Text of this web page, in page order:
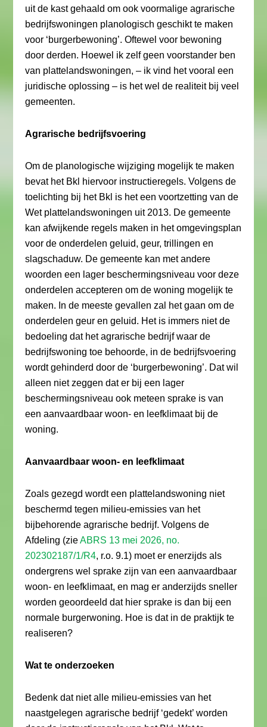
uit de kast gehaald om ook voormalige agrarische
bedrijfswoningen planologisch geschikt te maken
voor ‘burgerbewoning’. Oftewel voor bewoning
door derden. Hoewel ik zelf geen voorstander ben
van plattelandswoningen, – ik vind het vooral een
juridische oplossing – is het wel de realiteit bij veel
gemeenten.
Agrarische bedrijfsvoering
Om de planologische wijziging mogelijk te maken
bevat het Bkl hiervoor instructieregels. Volgens de
toelichting bij het Bkl is het een voortzetting van de
Wet plattelandswoningen uit 2013. De gemeente
kan afwijkende regels maken in het omgevingsplan
voor de onderdelen geluid, geur, trillingen en
slagschaduw. De gemeente kan met andere
woorden een lager beschermingsniveau voor deze
onderdelen accepteren om de woning mogelijk te
maken. In de meeste gevallen zal het gaan om de
onderdelen geur en geluid. Het is immers niet de
bedoeling dat het agrarische bedrijf waar de
bedrijfswoning toe behoorde, in de bedrijfsvoering
wordt gehinderd door de ‘burgerbewoning’. Dat wil
alleen niet zeggen dat er bij een lager
beschermingsniveau ook meteen sprake is van
een aanvaardbaar woon- en leefklimaat bij de
woning.
Aanvaardbaar woon- en leefklimaat
Zoals gezegd wordt een plattelandswoning niet
beschermd tegen milieu-emissies van het
bijbehorende agrarische bedrijf. Volgens de
Afdeling (zieABRS 13 mei 2026, no.
202302187/1/R4, r.o. 9.1) moet er enerzijds als
ondergrens wel sprake zijn van een aanvaardbaar
woon- en leefklimaat, en mag er anderzijds sneller
worden geoordeeld dat hier sprake is dan bij een
normale burgerwoning. Hoe is dat in de praktijk te
realiseren?
Wat te onderzoeken
Bedenk dat niet alle milieu-emissies van het
naastgelegen agrarische bedrijf ‘gedekt’ worden